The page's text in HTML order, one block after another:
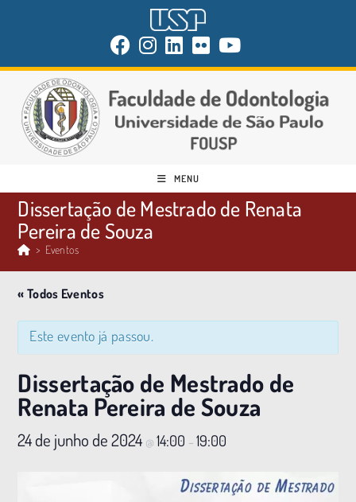
MENU
Dissertação de Mestrado de Renata
Pereira de Souza
> Eventos
« Todos Eventos
Este evento já passou.
Dissertação de Mestrado de
Renata Pereira de Souza
24 de junho de 2024 @14:00 –19:00